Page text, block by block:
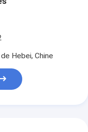
Hebei, Chine